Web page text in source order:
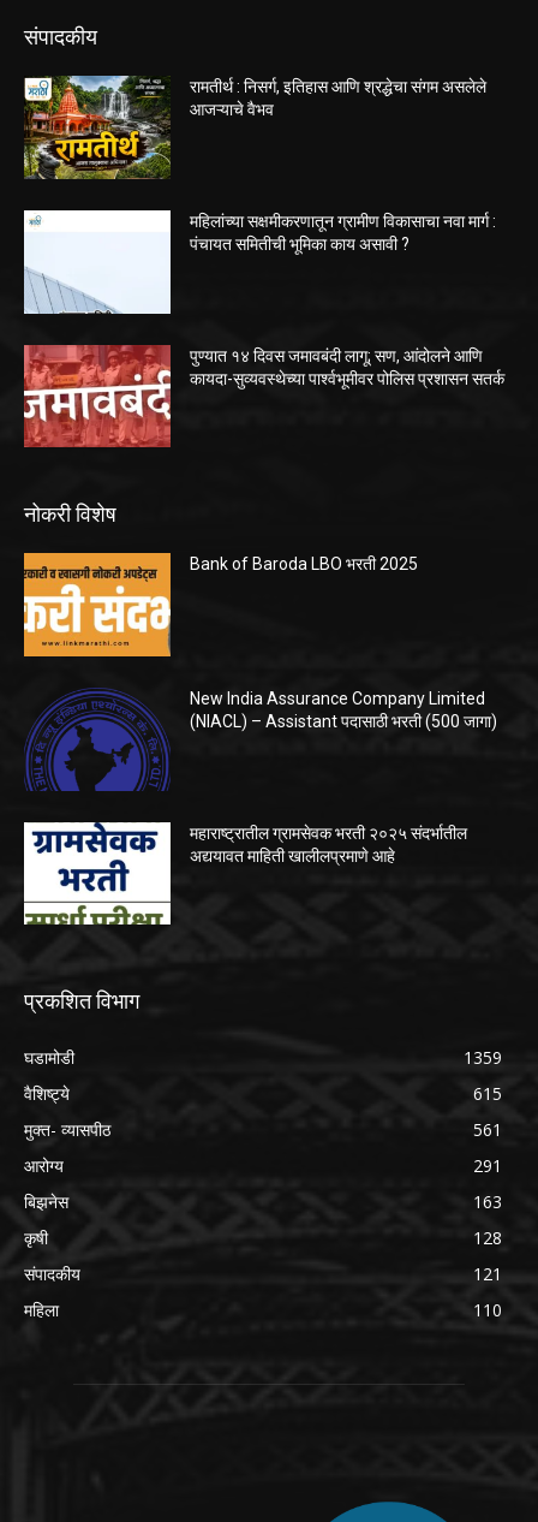
संपादकीय
रामतीर्थ : निसर्ग, इतिहास आणि श्रद्धेचा संगम असलेले
आजऱ्याचे वैभव
महिलांच्या सक्षमीकरणातून ग्रामीण विकासाचा नवा मार्ग :
पंचायत समितीची भूमिका काय असावी ?
पुण्यात १४ दिवस जमावबंदी लागू; सण, आंदोलने आणि
कायदा-सुव्यवस्थेच्या पार्श्वभूमीवर पोलिस प्रशासन सतर्क
नोकरी विशेष
Bank of Baroda LBO भरती 2025
New India Assurance Company Limited
(NIACL) – Assistant पदासाठी भरती (500 जागा)
महाराष्ट्रातील ग्रामसेवक भरती २०२५ संदर्भातील
अद्ययावत माहिती खालीलप्रमाणे आहे
प्रकशित विभाग
घडामोडी
1359
वैशिष्ट्ये
615
मुक्त- व्यासपीठ
561
आरोग्य
291
बिझनेस
163
कृषी
128
संपादकीय
121
महिला
110